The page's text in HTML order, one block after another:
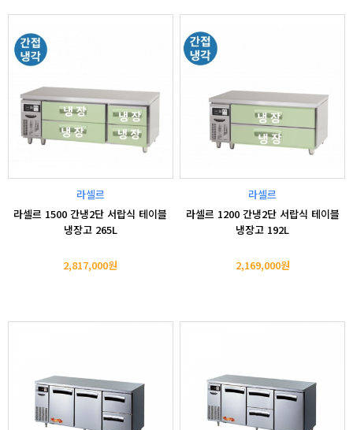
라셀르
라셀르 1500 간냉2단 서랍식 테이블
냉장고 265L
2,817,000원
라셀르
라셀르 1200 간냉2단 서랍식 테이블
냉장고 192L
2,169,000원